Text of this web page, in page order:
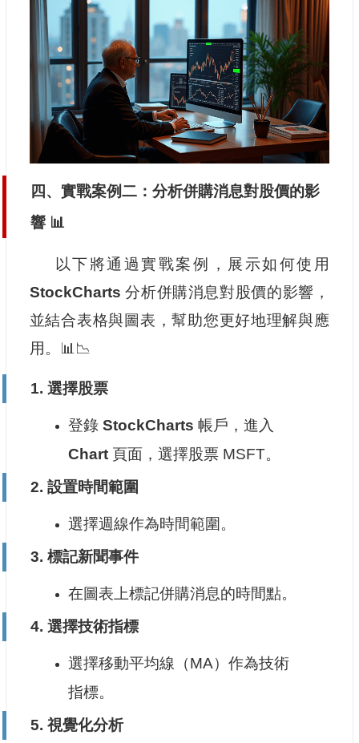
四、實戰案例二：分析併購消息對股價的影
響 📊
以下將通過實戰案例，展示如何使用
StockCharts 分析併購消息對股價的影響，
並結合表格與圖表，幫助您更好地理解與應
用。📊📉
1. 選擇股票
登錄 StockCharts 帳戶，進入
Chart頁面，選擇股票 MSFT。
2. 設置時間範圍
選擇週線作為時間範圍。
3. 標記新聞事件
在圖表上標記併購消息的時間點。
4. 選擇技術指標
選擇移動平均線（MA）作為技術
指標。
5. 視覺化分析